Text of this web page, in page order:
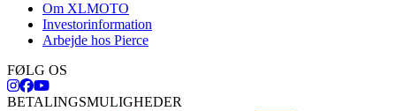
Om XLMOTO
Investorinformation
Arbejde hos Pierce
FØLG OS
BETALINGSMULIGHEDER